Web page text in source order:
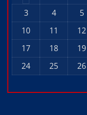
3
4 5
10
11 12
17
18 19
24
25 26